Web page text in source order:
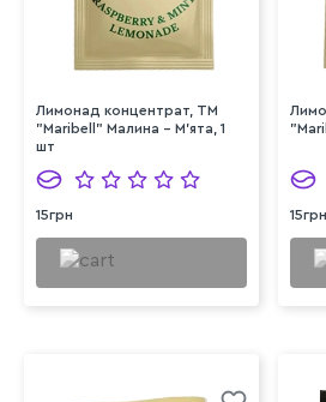
Лимонад концентрат, ТМ
"Maribell" Малина - М'ята, 1
шт
15грн 15грн